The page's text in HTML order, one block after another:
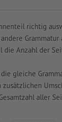
richtig
die Anzahl der
die gleiche
aller